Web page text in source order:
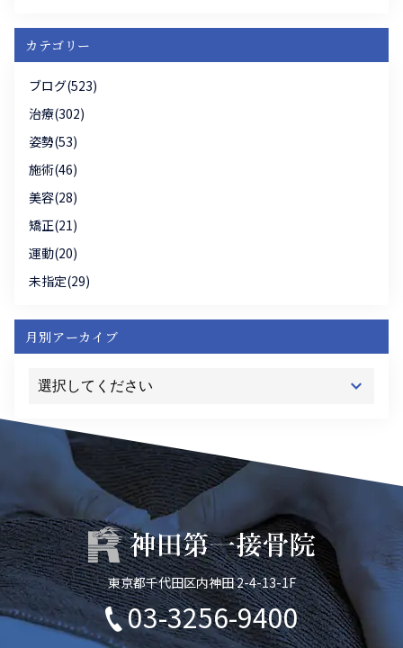
カテゴリー
ブログ(523)
治療(302)
姿勢(53)
施術(46)
美容(28)
矯正(21)
運動(20)
未指定(29)
月別アーカイブ
東京都千代田区内神田 2-4-13-1F
03-3256-9400